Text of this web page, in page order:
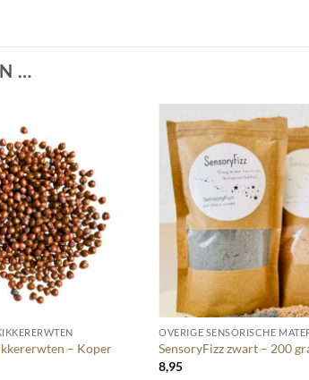
…
– Koper
OVERIGE SENSORISCHE
SensoryFizz zwart – 200
8,95